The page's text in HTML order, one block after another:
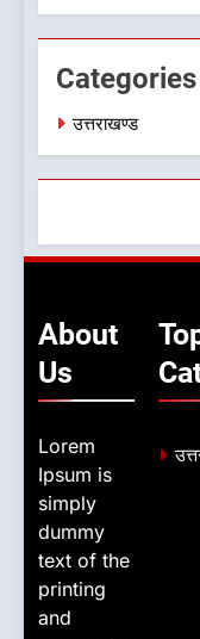
Categories
उत्तराखण्ड
About
Us
Lorem
Ipsum is
simply
dummy
text of the
printing
and